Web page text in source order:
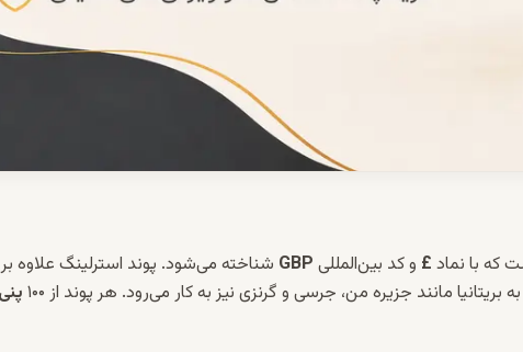
£ و کد بین‌المللی GBP شناخته می‌شود. پوند استرلینگ علاوه بر
مانند جزیره من، جرسی و گرنزی نیز به کار می‌رود. هر پوند از ۱۰۰